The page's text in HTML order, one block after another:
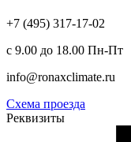
+7 (495) 317-17-02
с 9.00 до 18.00 Пн-Пт
info@ronaxclimate.ru
Схема проезда
Реквизиты